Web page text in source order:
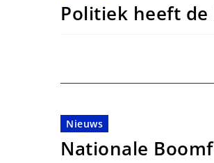
Politiek heeft
Nieuws
Nationale